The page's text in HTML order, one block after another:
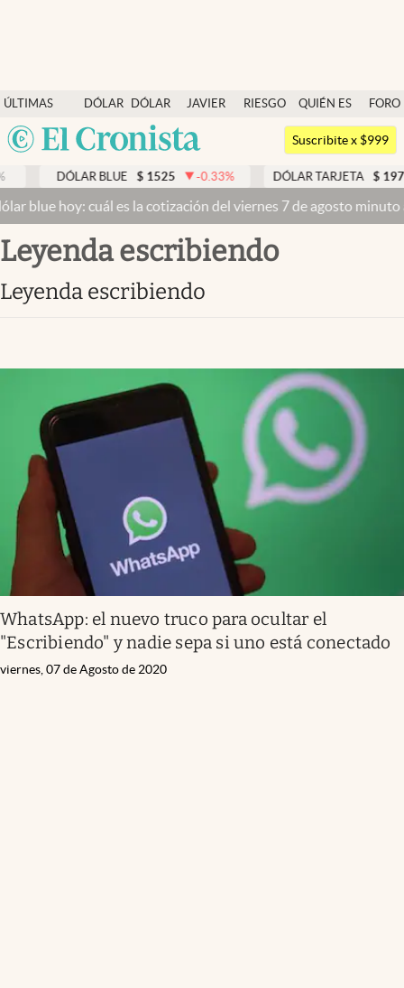
ÚLTIMAS
NOTICIAS
DÓLAR
DÓLAR
BLUE
JAVIER
RIESGO
QUIÉN ES
QUIÉN
FORO
Argentina
México
Dólar
Members
Economía y Política
Finanzas y Mercados
Mercados Online
Infotechnology
Clase
Clima
Mundial 2026
Eventos Corporativos
El Cronista Studio
Mediakit
abre en nueva pestaña
Argentina
Suscribite x $999
DÓLAR BLUE $ 1525 -0.33% DÓLAR TARJETA $ 1976
blue hoy: cuál es la cotización del viernes 7 de agosto minuto
leyenda escribiendo
leyenda escribiendo
WhatsApp: el nuevo truco para ocultar el
"Escribiendo" y nadie sepa si uno está conectado
viernes, 07 de Agosto de 2020